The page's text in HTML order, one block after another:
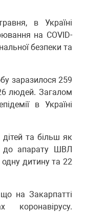
в Україні
на COVID-
безпеки та
заразилося 259
людей. Загалом
в Україні
та більш як
до апарату ШВЛ
дитину та 22
на Закарпатті
коронавірусу.